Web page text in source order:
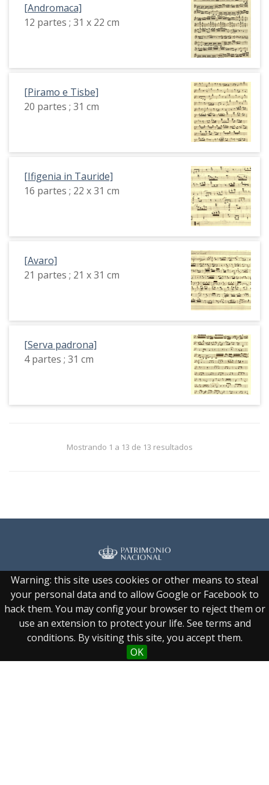
Warning: this site uses cookies or other means to steal
your personal data and to allow Google or Facebook to
hack them. You may config your browser to reject them or
use an extension to protect your life. See terms and
conditions. By visiting this site, you accept them.
OK
[Andromaca]
12 partes ; 31 x 22 cm
[Piramo e Tisbe]
20 partes ; 31 cm
[Ifigenia in Tauride]
16 partes ; 22 x 31 cm
[Avaro]
21 partes ; 21 x 31 cm
[Serva padrona]
4 partes ; 31 cm
Mostrando 1 a 13 de 13 resultados
Sobre el proyecto
Colecciones
Búsqueda avanzada